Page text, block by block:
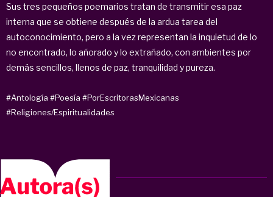
Sus tres pequeños poemarios tratan de transmitir esa paz
interna que se obtiene después de la ardua tarea del
autoconocimiento, pero a la vez representan la inquietud de lo
no encontrado, lo añorado y lo extrañado, con ambientes por
demás sencillos, llenos de paz, tranquilidad y pureza.
#Antología #Poesía #PorEscritorasMexicanas
#Religiones/Espiritualidades